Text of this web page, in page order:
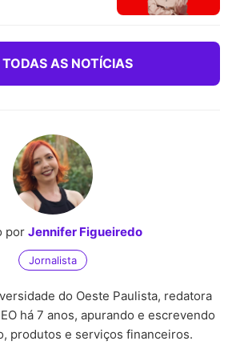
AS NOTÍCIAS
por Jennifer Figueiredo
Jornalista
do Oeste Paulista, redatora
há 7 anos, apurando e escrevendo
produtos e serviços financeiros.